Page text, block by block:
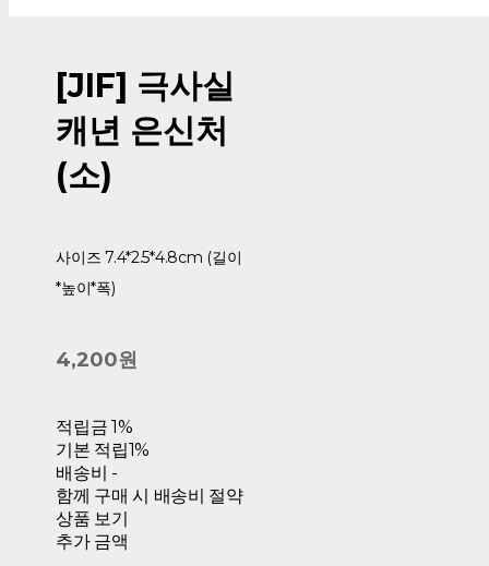
[JIF] 극사실
캐년 은신처
(소)
사이즈 7.4*2.5*4.8cm (길이
*높이*폭)
4,200원
적립금 1%
기본 적립1%
배송비 -
함께 구매 시 배송비 절약
상품 보기
추가 금액